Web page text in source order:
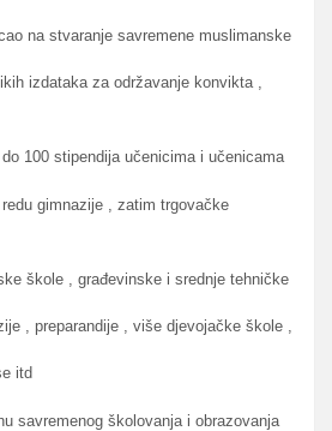
na stvaranje savremene muslimanske
izdataka za održavanje konvikta ,
100 stipendija učenicima i učenicama
gimnazije , zatim trgovačke
škole , građevinske i srednje tehničke
, preparandije , više djevojačke škole ,
itd
savremenog školovanja i obrazovanja